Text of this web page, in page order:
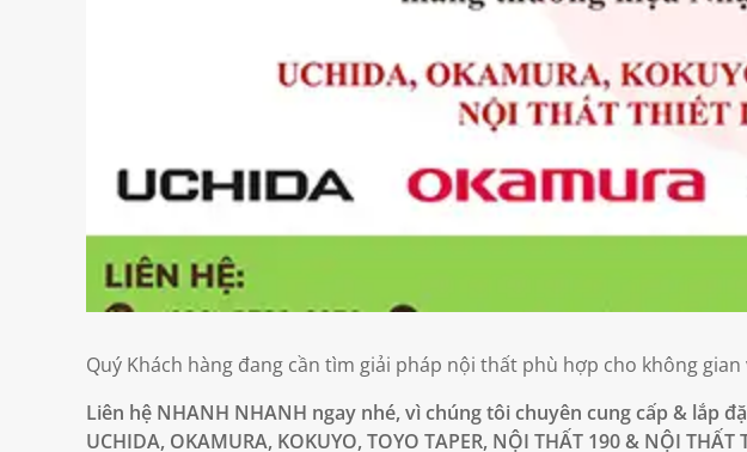
Quý Khách hàng đang cần tìm giải pháp nội thất phù hợp cho không
Liên hệ NHANH NHANH ngay nhé, vì chúng tôi chuyên cung cấp & lắp
UCHIDA, OKAMURA, KOKUYO, TOYO TAPER, NỘI THẤT 190 & NỘI THẤT